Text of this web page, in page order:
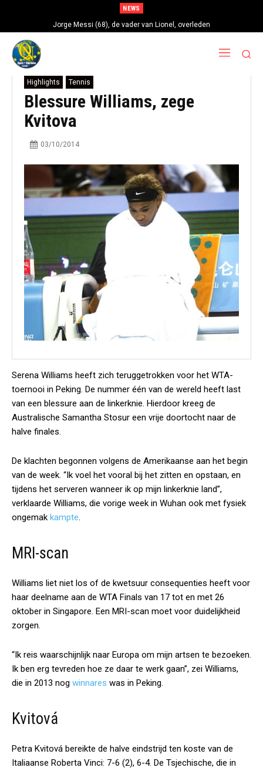
NEWS
Jorge Messi (68), de vader van Lionel, overleden
Highlights Tennis
Blessure Williams, zege
Kvitova
03/10/2014
Serena Williams heeft zich teruggetrokken voor het WTA-
toernooi in Peking. De nummer één van de wereld heeft last
van een blessure aan de linkerknie. Hierdoor kreeg de
Australische Samantha Stosur een vrije doortocht naar de
halve finales.
De klachten begonnen volgens de Amerikaanse aan het begin
van de week. “Ik voel het vooral bij het zitten en opstaan, en
tijdens het serveren wanneer ik op mijn linkerknie land”,
verklaarde Williams, die vorige week in Wuhan ook met fysiek
ongemak kampte.
MRI-scan
Williams liet niet los of de kwetsuur consequenties heeft voor
haar deelname aan de WTA Finals van 17 tot en met 26
oktober in Singapore. Een MRI-scan moet voor duidelijkheid
zorgen.
“Ik reis waarschijnlijk naar Europa om mijn artsen te bezoeken.
Ik ben erg tevreden hoe ze daar te werk gaan”, zei Williams,
die in 2013 nog winnares was in Peking.
Kvitová
Petra Kvitová bereikte de halve eindstrijd ten koste van de
Italiaanse Roberta Vinci: 7-6 (2), 6-4. De Tsjechische, die in